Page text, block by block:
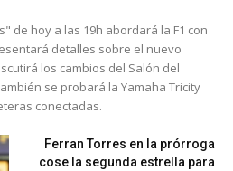
de hoy a las 19h abordará la F1 con
detalles sobre el nuevo
los cambios del Salón del
se probará la Yamaha Tricity
conectadas.
Ferran Torres en la prórroga
cose la segunda estrella para